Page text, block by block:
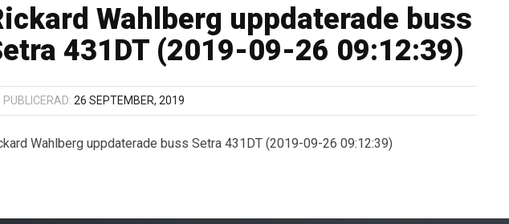
Wahlberg uppdaterade buss
431DT (2019-09-26 09:12:39)
PUBLICERAD: 26 SEPTEMBER, 2019
Wahlberg uppdaterade buss Setra 431DT (2019-09-26 09:12:39)